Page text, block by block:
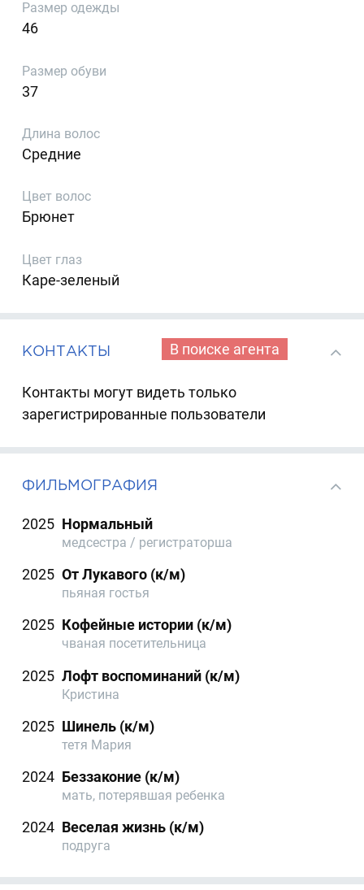
Размер одежды
46
Размер обуви
37
Длина волос
Средние
Цвет волос
Брюнет
Цвет глаз
Каре-зеленый
КОНТАКТЫ В поиске агента
Контакты могут видеть только
зарегистрированные пользователи
ФИЛЬМОГРАФИЯ
2025 Нормальный
медсестра / регистраторша
2025 От Лукавого (к/м)
пьяная гостья
2025 Кофейные истории (к/м)
чваная посетительница
2025 Лофт воспоминаний (к/м)
Кристина
2025 Шинель (к/м)
тетя Мария
2024 Беззаконие (к/м)
мать, потерявшая ребенка
2024 Веселая жизнь (к/м)
подруга